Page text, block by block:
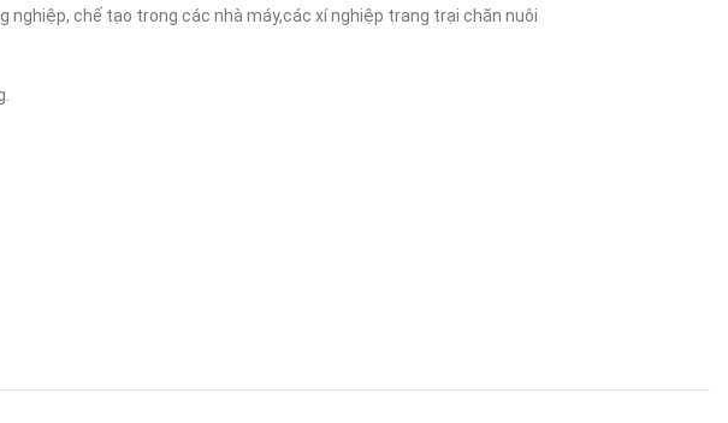
nghiệp, chế tạo trong các nhà máy,các xí nghiệp trang trại chăn nuôi